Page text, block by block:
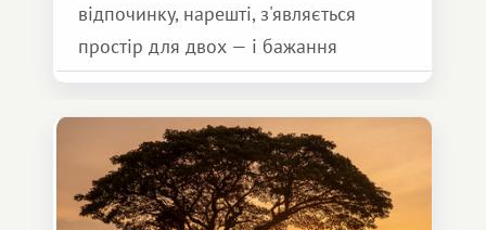
відпочинку, нарешті, з'являється
простір для двох — і бажання
зробити для близької людини щось
особливе. Не обов'язково масштабне,
але тепле і незабутнє :)